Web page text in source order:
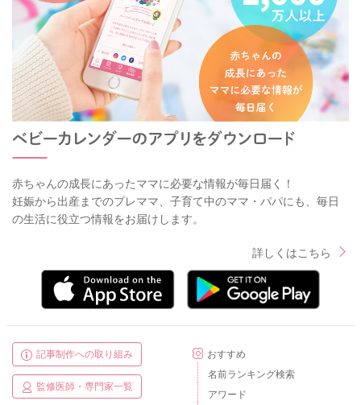
赤ちゃんの成長にあったママに必要な情報が毎日届く！
妊娠から出産までのプレママ、子育て中のママ・パパにも、毎日
の生活に役立つ情報をお届けします。
詳しくはこちら
記事制作への取り組み
監修医師・専門家一覧
おすすめ
名前ランキング検索
アワード